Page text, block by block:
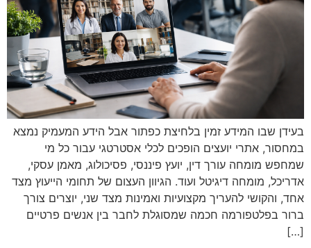
בעידן שבו המידע זמין בלחיצת כפתור אבל הידע המעמיק נמצא
במחסור, אתרי יועצים הופכים לכלי אסטרטגי עבור כל מי
שמחפש מומחה עורך דין, יועץ פיננסי, פסיכולוג, מאמן עסקי,
אדריכל, מומחה דיגיטל ועוד. הגיוון העצום של תחומי הייעוץ מצד
אחד, והקושי להעריך מקצועיות ואמינות מצד שני, יוצרים צורך
ברור בפלטפורמה חכמה שמסוגלת לחבר בין אנשים פרטיים
[…]